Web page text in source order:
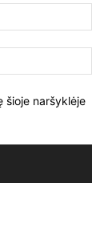
šioje naršyklėje